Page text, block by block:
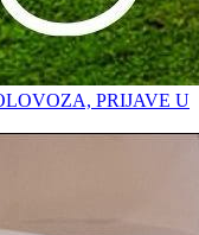
PRIJAVE U